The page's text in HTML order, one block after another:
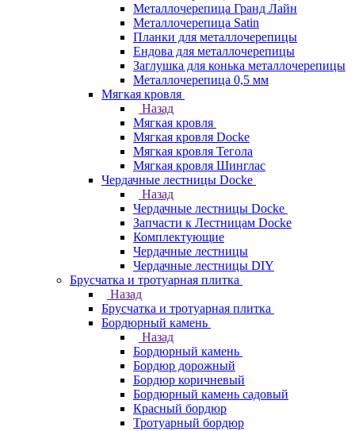
Металлочерепица Гранд Лайн
Металлочерепица Satin
Планки для металлочерепицы
Ендова для металлочерепицы
Заглушка для конька металлочерепицы
Металлочерепица 0,5 мм
Мягкая кровля
Назад
Мягкая кровля
Мягкая кровля Docke
Мягкая кровля Тегола
Мягкая кровля Шинглас
Чердачные лестницы Docke
Назад
Чердачные лестницы Docke
Запчасти к Лестницам Docke
Комплектующие
Чердачные лестницы
Чердачные лестницы DIY
Брусчатка и тротуарная плитка
Назад
Брусчатка и тротуарная плитка
Бордюрный камень
Назад
Бордюрный камень
Бордюр дорожный
Бордюр коричневый
Бордюрный камень садовый
Красный бордюр
Тротуарный бордюр